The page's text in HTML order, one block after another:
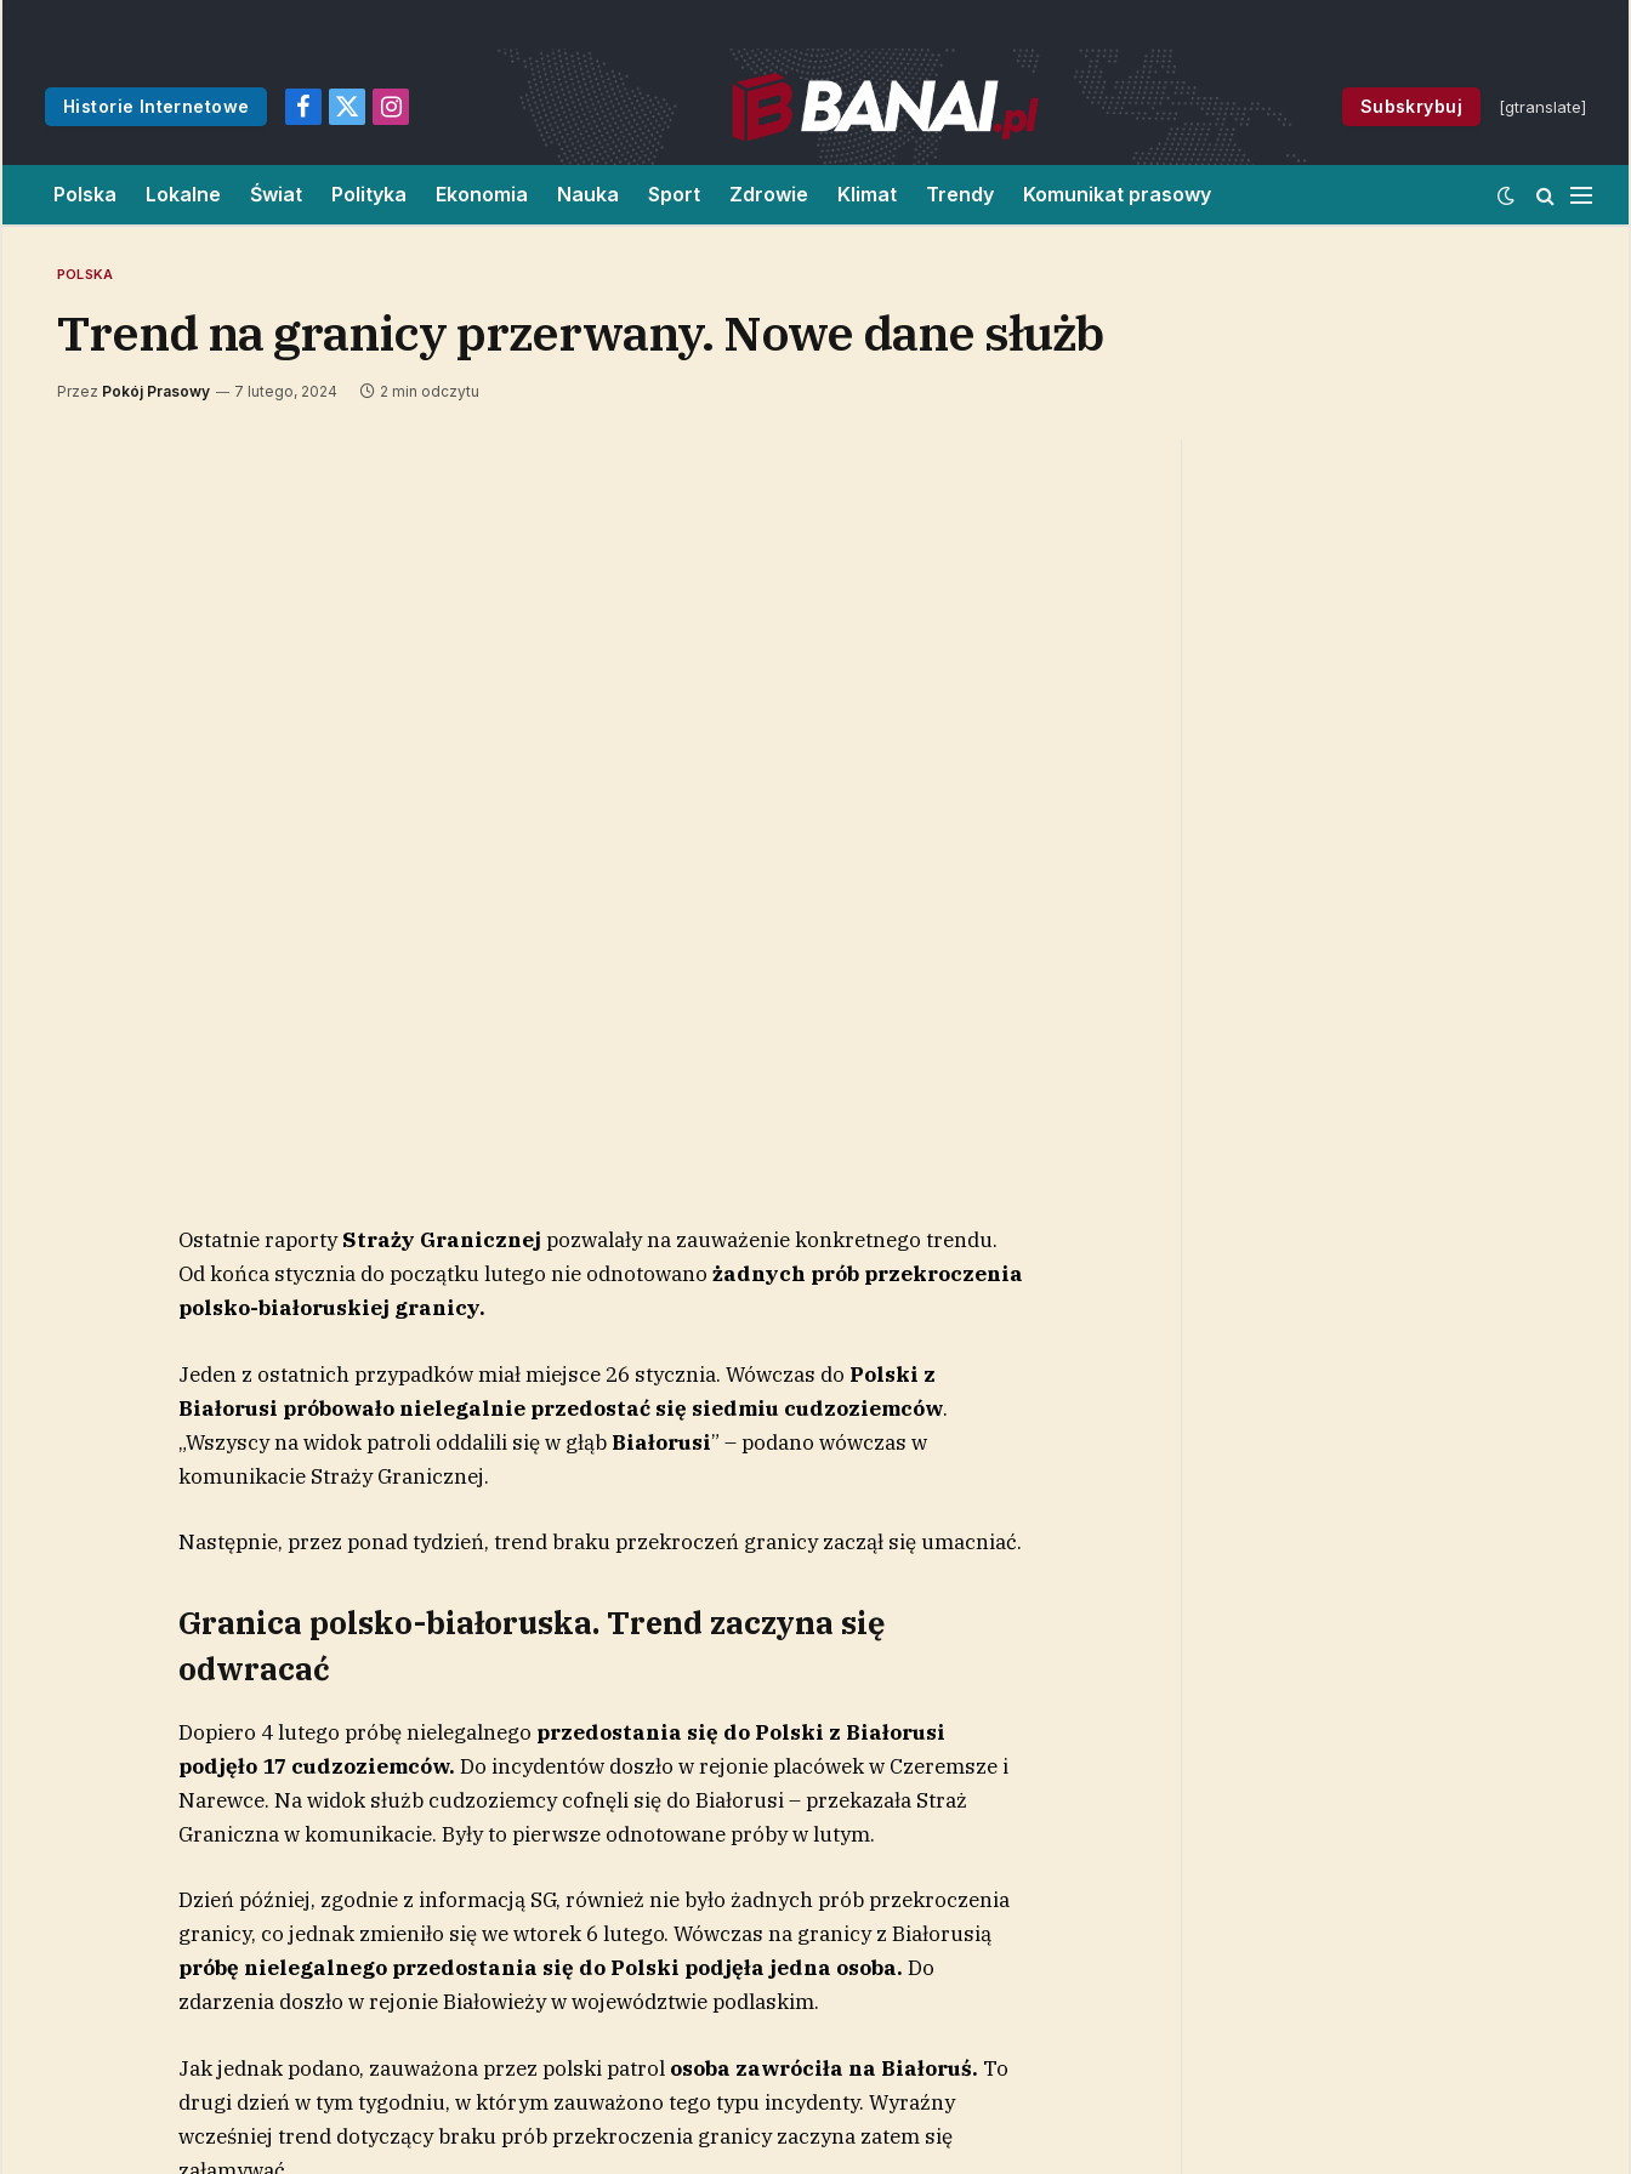
Historie Internetowe
Facebook
X
Instagram
Subskrybuj [gtranslate]
Polska Lokalne Świat Polityka Ekonomia Nauka Sport Zdrowie Klimat Trendy Komunikat prasowy
POLSKA
Trend na granicy przerwany. Nowe dane służb
Przez Pokój Prasowy 7 lutego, 2024 2 min odczytu
Ostatnie raportyStraży Granicznej pozwalały na zauważenie konkretnego trendu.
Od końca stycznia do początku lutego nie odnotowano żadnych prób przekroczenia
polsko-białoruskiej granicy.
Jeden z ostatnich przypadków miał miejsce 26 stycznia. Wówczas do Polski z
Białorusi próbowało nielegalnie przedostać się siedmiu cudzoziemców.
„Wszyscy na widok patroli oddalili się w głąb Białorusi” – podano wówczas w
komunikacie Straży Granicznej.
Następnie, przez ponad tydzień, trend braku przekroczeń granicy zaczął się umacniać.
Granica polsko-białoruska. Trend zaczyna się
odwracać
Dopiero 4 lutego próbę nielegalnego przedostania się do Polski z Białorusi
podjęło 17 cudzoziemców. Do incydentów doszło w rejonie placówek w Czeremsze i
Narewce. Na widok służb cudzoziemcy cofnęli się do Białorusi – przekazała Straż
Graniczna w komunikacie. Były to pierwsze odnotowane próby w lutym.
Dzień później, zgodnie z informacją SG, również nie było żadnych prób przekroczenia
granicy, co jednak zmieniło się we wtorek 6 lutego. Wówczas na granicy z Białorusią
próbę nielegalnego przedostania się do Polski podjęła jedna osoba. Do
zdarzenia doszło w rejonie Białowieży w województwie podlaskim.
Jak jednak podano, zauważona przez polski patrol osoba zawróciła na Białoruś. To
drugi dzień w tym tygodniu, w którym zauważono tego typu incydenty. Wyraźny
wcześniej trend dotyczący braku prób przekroczenia granicy zaczyna zatem się